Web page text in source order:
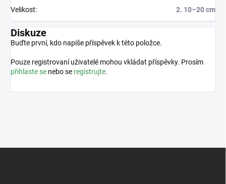
Velikost: 2. 10–20 cm
Diskuze
Buďte první, kdo napíše příspěvek k této položce.
Pouze registrovaní uživatelé mohou vkládat příspěvky. Prosím
přihlaste se nebo se registrujte.